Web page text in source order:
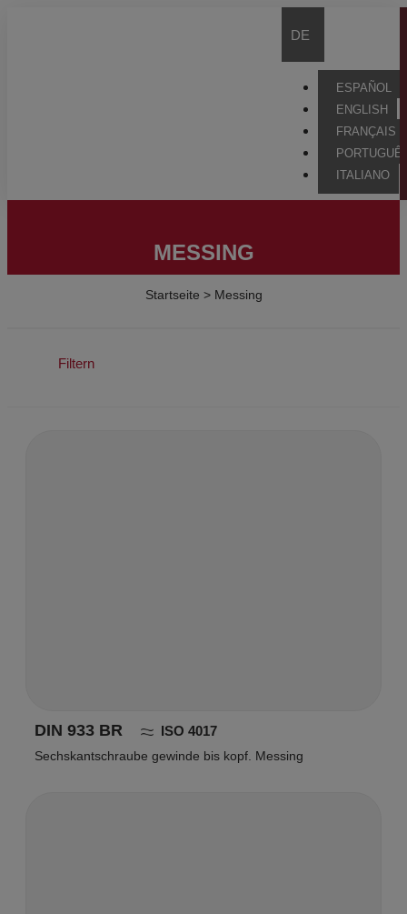
DE
ESPAÑOL
ENGLISH
FRANÇAIS
ITALIANO
MESSING
Startseite > Messing
Filtern
DIN 933 BR ISO 4017
Sechskantschraube gewinde bis kopf. Messing